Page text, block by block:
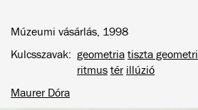
Múzeumi vásárlás, 1998
Kulcsszavak
geometria tiszta
ritmus tér illúzió
Maurer Dóra